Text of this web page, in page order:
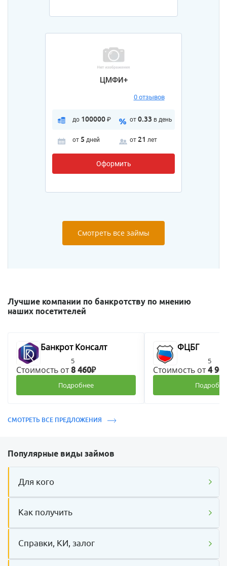
ЦМФИ+
0 отзывов
до 100000 ₽ от 0.33 в день
от 5 дней от 21 лет
Оформить
Смотреть все займы
Лучшие компании по банкротству по мнению
наших посетителей
Банкрот Консалт
5
Стоимость от8 460₽
Подробнее
ФЦБГ
5
Стоимость от4
СМОТРЕТЬ ВСЕ ПРЕДЛОЖЕНИЯ
Популярные виды займов
Для кого
Как получить
Справки, КИ, залог